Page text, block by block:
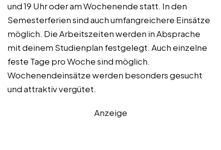
und 19 Uhr oder am Wochenende statt. In den
Semesterferien sind auch umfangreichere Einsätze
möglich. Die Arbeitszeiten werden in Absprache
mit deinem Studienplan festgelegt. Auch einzelne
feste Tage pro Woche sind möglich.
Wochenendeinsätze werden besonders gesucht
und attraktiv vergütet.
Anzeige